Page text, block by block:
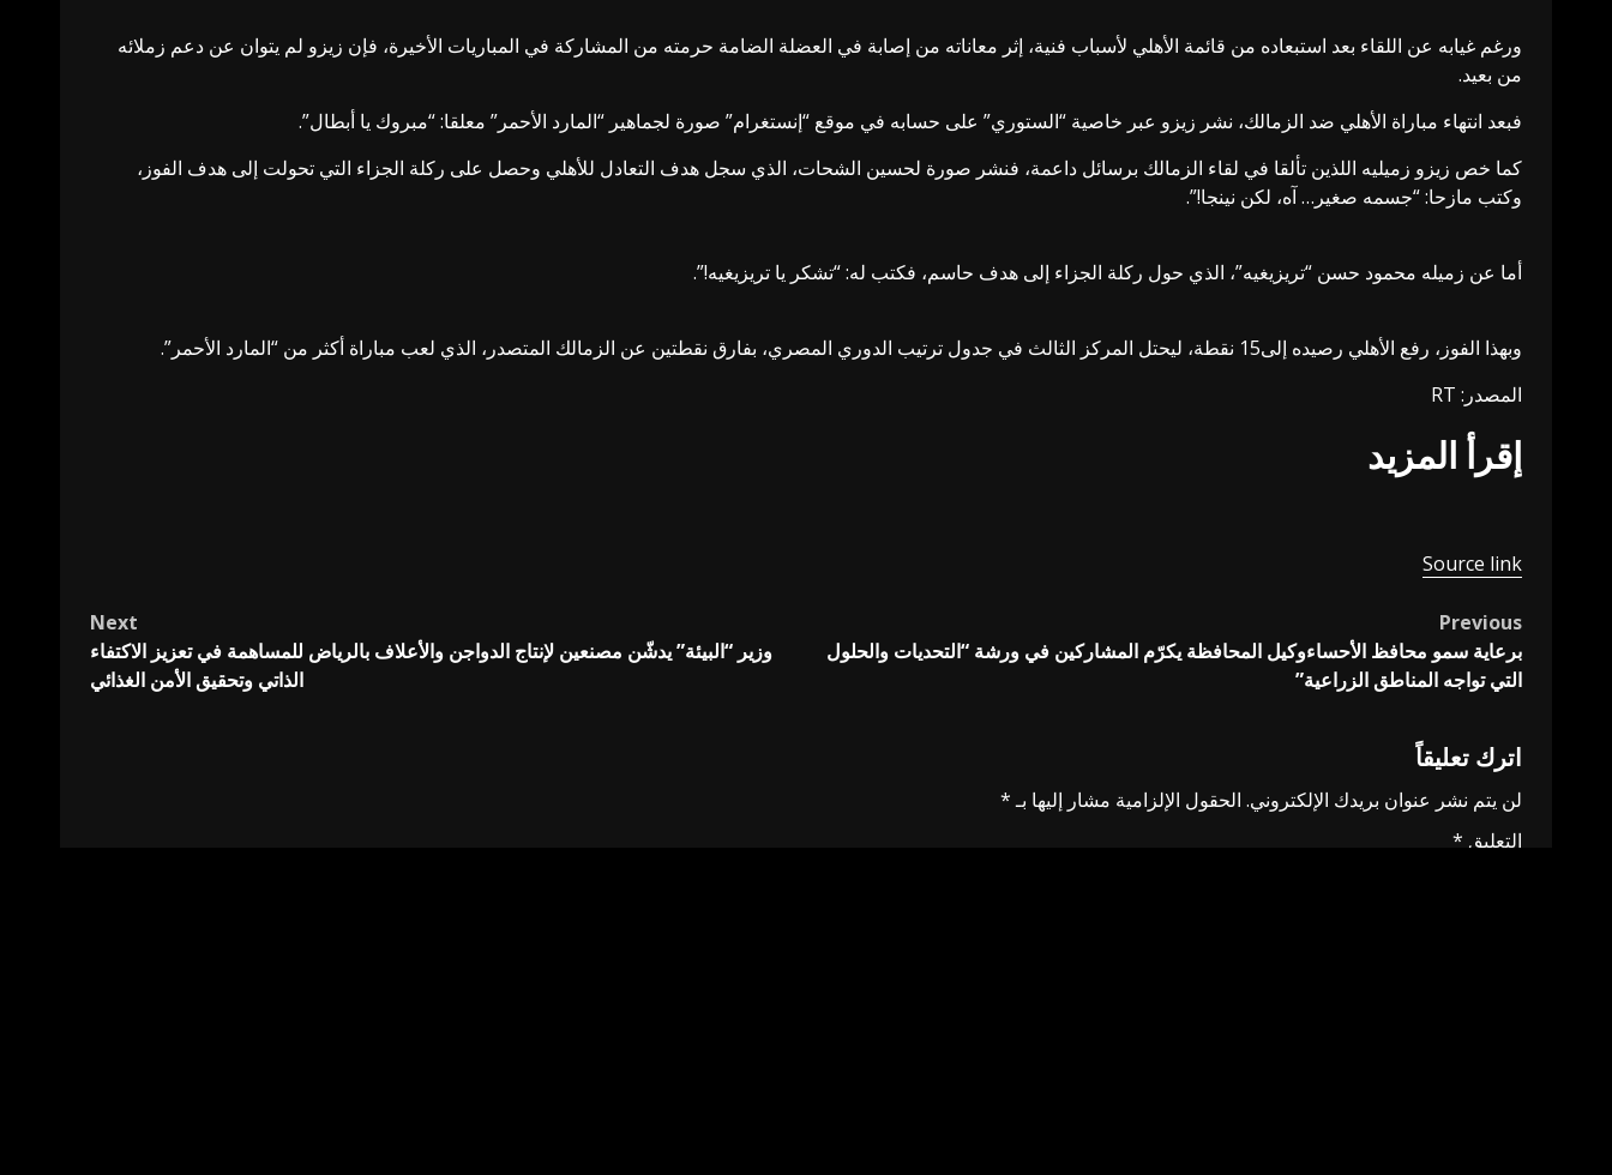
ورغم غيابه عن اللقاء بعد استبعاده من قائمة الأهلي لأسباب فنية، إثر معاناته من إصابة في العضلة الضامة حرمته من المشاركة في المباريات الأخيرة، فإن زيزو لم يتوان عن دعم زملائه
من بعيد.
فبعد انتهاء مباراة الأهلي ضد الزمالك، نشر زيزو عبر خاصية “الستوري” على حسابه في موقع “إنستغرام” صورة لجماهير “المارد الأحمر” معلقا: “مبروك يا أبطال”.
كما خص زيزو زميليه اللذين تألقا في لقاء الزمالك برسائل داعمة، فنشر صورة لحسين الشحات، الذي سجل هدف التعادل للأهلي وحصل على ركلة الجزاء التي تحولت إلى هدف الفوز،
وكتب مازحا: “جسمه صغير… آه، لكن نينجا!”.
أما عن زميله محمود حسن “تريزيغيه”، الذي حول ركلة الجزاء إلى هدف حاسم، فكتب له: “تشكر يا تريزيغيه!”.
وبهذا الفوز، رفع الأهلي رصيده إلى15 نقطة، ليحتل المركز الثالث في جدول ترتيب الدوري المصري، بفارق نقطتين عن الزمالك المتصدر، الذي لعب مباراة أكثر من “المارد الأحمر”.
المصدر: RT
إقرأ المزيد
Source link
Post
navigation
Previous
برعاية سمو محافظ الأحساءوكيل المحافظة يكرّم المشاركين في ورشة “التحديات والحلول
التي تواجه المناطق الزراعية”
Next
وزير “البيئة” يدشّن مصنعين لإنتاج الدواجن والأعلاف بالرياض للمساهمة في تعزيز الاكتفاء
الذاتي وتحقيق الأمن الغذائي
اترك تعليقاً
لن يتم نشر عنوان بريدك الإلكتروني. الحقول الإلزامية مشار إليها بـ*
التعليق *